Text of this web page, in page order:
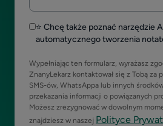
⭐ Chcę także poznać narzędzie
automatycznego tworzenia
Wypełniając ten formularz, wyrażasz
ZnanyLekarz kontaktował się z Tobą za
SMS-ów, WhatsAppa lub innych
przekazania informacji o powiązanych
Możesz zrezygnować w dowolnym
znajdziesz w naszej Polityce